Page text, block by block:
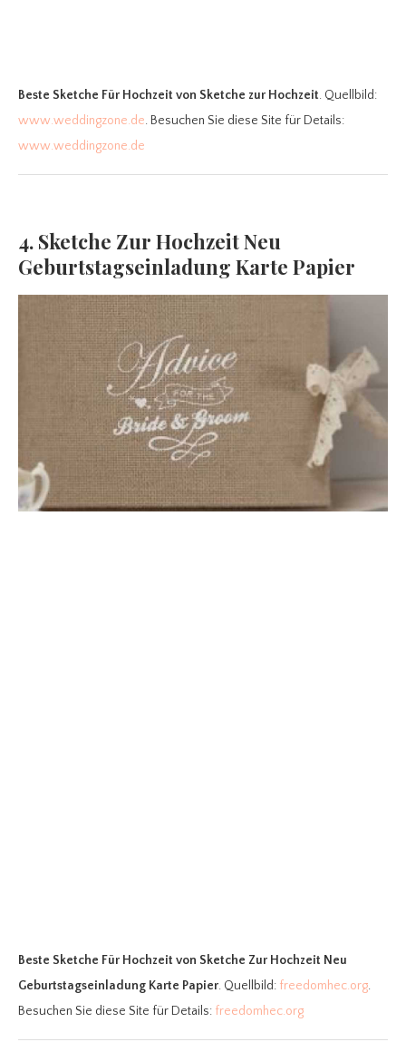
Beste Sketche Für Hochzeit von Sketche zur Hochzeit. Quellbild:
www.weddingzone.de. Besuchen Sie diese Site für Details:
www.weddingzone.de
4. Sketche Zur Hochzeit Neu
Geburtstagseinladung Karte Papier
Beste Sketche Für Hochzeit von Sketche Zur Hochzeit Neu
Geburtstagseinladung Karte Papier. Quellbild: freedomhec.org.
Besuchen Sie diese Site für Details: freedomhec.org